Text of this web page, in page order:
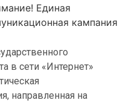
Единая
кампания
в сети «Интернет»
направленная на